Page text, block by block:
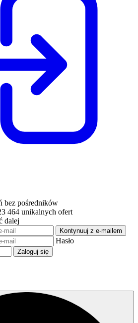
bez pośredników
464 unikalnych ofert
dalej
Kontynuuj z e-mailem
Hasło
Zaloguj się